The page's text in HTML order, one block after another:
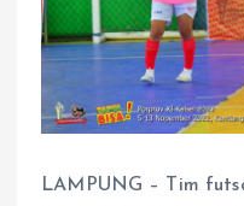
LAMPUNG – Tim